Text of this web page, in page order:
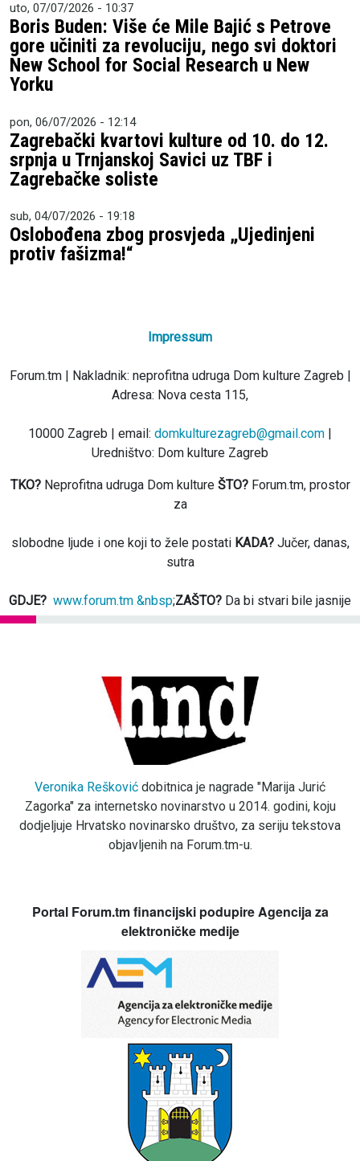
uto, 07/07/2026 - 10:37
Boris Buden: Više će Mile Bajić s Petrove
gore učiniti za revoluciju, nego svi doktori
New School for Social Research u New
Yorku
pon, 06/07/2026 - 12:14
Zagrebački kvartovi kulture od 10. do 12.
srpnja u Trnjanskoj Savici uz TBF i
Zagrebačke soliste
sub, 04/07/2026 - 19:18
Oslobođena zbog prosvjeda „Ujedinjeni
protiv fašizma!“
Impressum
Forum.tm | Nakladnik: neprofitna udruga Dom kulture Zagreb |
Adresa: Nova cesta 115,
10000 Zagreb | email: domkulturezagreb@gmail.com |
Uredništvo: Dom kulture Zagreb
TKO?Neprofitna udruga Dom kulture ŠTO?Forum.tm, prostor
za
slobodne ljude i one koji to žele postati KADA?Jučer, danas,
sutra
GDJE? www.forum.tm &nbsp;ZAŠTO? Da bi stvari bile jasnije
Veronika Rešković dobitnica je nagrade "Marija Jurić
Zagorka" za internetsko novinarstvo u 2014. godini, koju
dodjeljuje Hrvatsko novinarsko društvo, za seriju tekstova
objavljenih na Forum.tm-u.
Portal Forum.tm financijski podupire Agencija za
elektroničke medije